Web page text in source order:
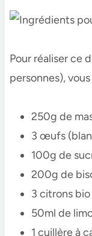
Pour réaliser ce
personnes),
250g de
3 œufs
100g de
200g de
3 citrons
50ml de
1 cuillère à